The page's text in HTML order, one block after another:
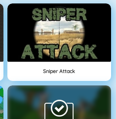
Sniper Attack